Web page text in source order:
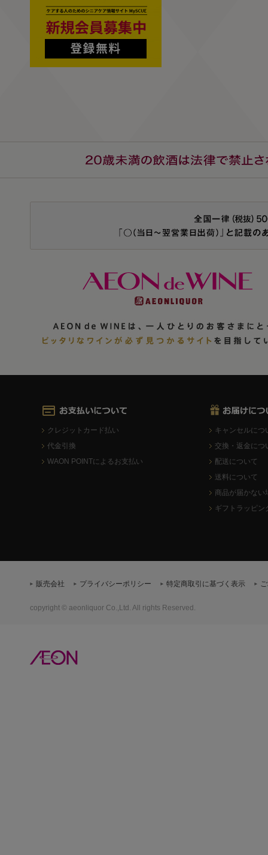
クレジットカード払い
代金引換
WAON POINTによるお支払い
キャンセルにつ
交換・返金につ
配送について
送料について
商品が届かない
ギフトラッピン
販売会社 プライバシーポリシー 特定商取引に基づく表示
copyright © aeonliquor Co.,Ltd. All rights Reserved.